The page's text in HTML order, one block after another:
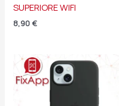
SUPERIORE WIFI
8,90 €